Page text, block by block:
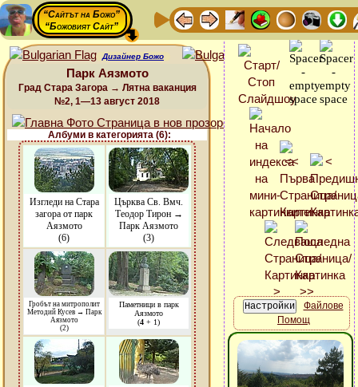
“Сайтът на Божо”
“Божовият Сайт”
Дизайнер Божо
Парк Аязмото
Град Стара Загора → Лятна ваканция
№2, 1—13 август 2018
Албуми в категорията (6):
Изгледи на Стара
загора от парк
Аязмото
(6)
Църква Св. Вмч.
Теодор Тирон →
Парк Аязмото
(3)
Гробът на митрополит
Методий Кусев → Парк
Аязмото
(2)
Паметници в парк
Аязмото
(4 + 1)
Файлове
Помощ